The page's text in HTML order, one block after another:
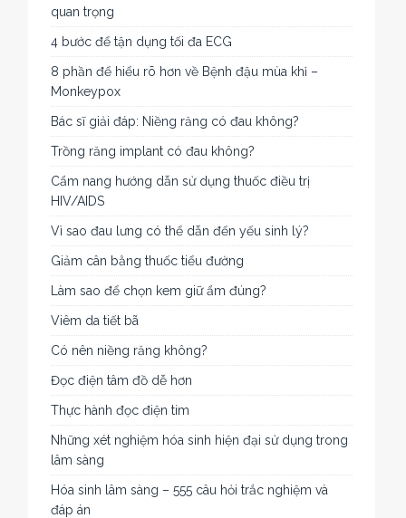
quan trọng
4 bước để tận dụng tối đa ECG
8 phần để hiểu rõ hơn về Bệnh đậu mùa khỉ –
Monkeypox
Bác sĩ giải đáp: Niềng răng có đau không?
Trồng răng implant có đau không?
Cẩm nang hướng dẫn sử dụng thuốc điều trị
HIV/AIDS
Vì sao đau lưng có thể dẫn đến yếu sinh lý?
Giảm cân bằng thuốc tiểu đường
Làm sao để chọn kem giữ ẩm đúng?
Viêm da tiết bã
Có nên niềng răng không?
Đọc điện tâm đồ dễ hơn
Thực hành đọc điện tim
Những xét nghiệm hóa sinh hiện đại sử dụng trong
lâm sàng
Hóa sinh lâm sàng – 555 câu hỏi trắc nghiệm và
đáp án